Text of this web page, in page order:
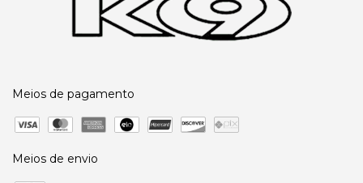
Meios de pagamento
Meios de envio